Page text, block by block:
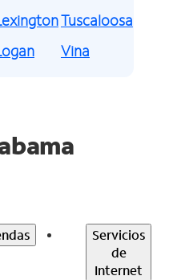
Tuscaloosa
Vina
Servicios
de
Internet